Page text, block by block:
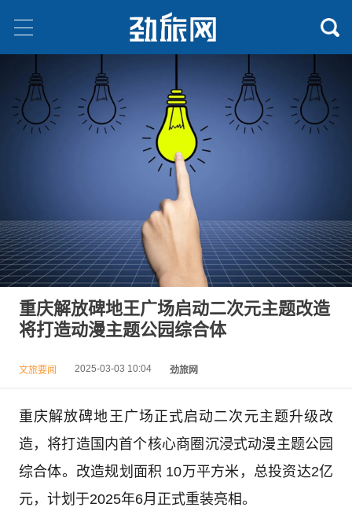
重庆解放碑地王广场启动二次元主题改造
将打造动漫主题公园综合体
文旅要闻 2025-03-03 10:04 劲旅网
重庆解放碑地王广场正式启动二次元主题升级改
造，将打造国内首个核心商圈沉浸式动漫主题公园
综合体。改造规划面积 10万平方米，总投资达2亿
元，计划于2025年6月正式重装亮相。